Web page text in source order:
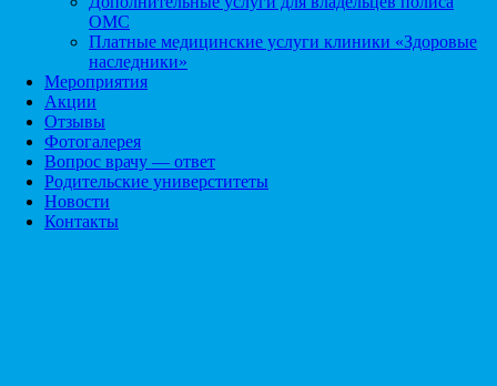
ОМС
Платные медицинские услуги клиники «Здоровые
наследники»
Мероприятия
Акции
Отзывы
Фотогалерея
Вопрос врачу — ответ
Родительские универститеты
Новости
Контакты